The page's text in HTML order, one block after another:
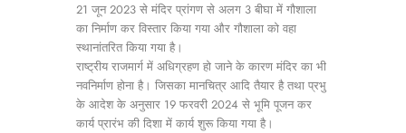
21 जून 2023 से मंदिर प्रांगण से अलग 3 बीघा में गौशाला
का निर्माण कर विस्तार किया गया और गौशाला को वहा
स्थानांतरित किया गया है।
राष्ट्रीय राजमार्ग में अधिग्रहण हो जाने के कारण मंदिर का भी
नवनिर्माण होना है। जिसका मानचित्र आदि तैयार है तथा प्रभु
के आदेश के अनुसार 19 फरवरी 2024 से भूमि पूजन कर
कार्य प्रारंभ की दिशा में कार्य शुरू किया गया है।